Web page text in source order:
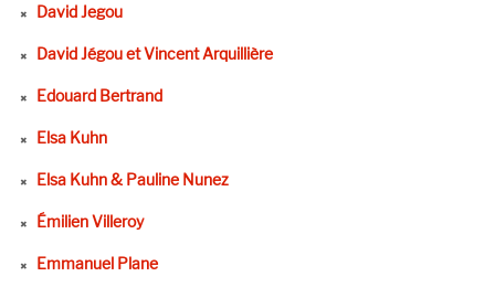
David Jegou
David Jégou et Vincent Arquillière
Edouard Bertrand
Elsa Kuhn
Elsa Kuhn & Pauline Nunez
Émilien Villeroy
Emmanuel Plane